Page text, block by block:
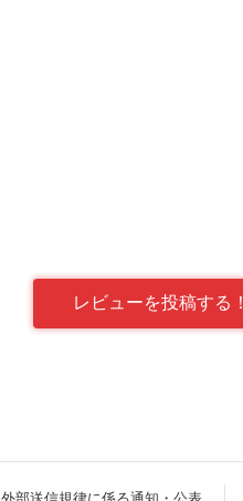
レビューを投稿する！